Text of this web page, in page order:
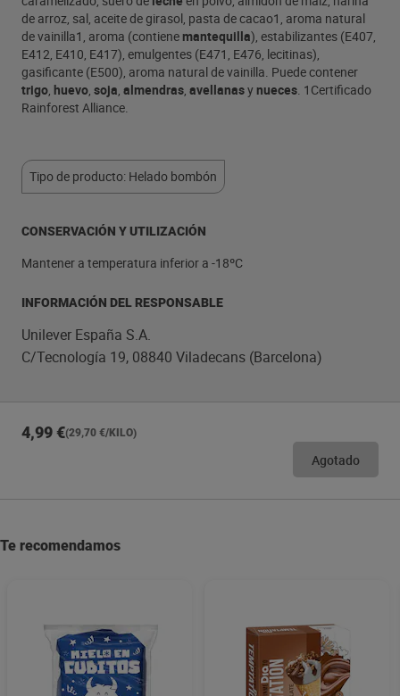
de arroz, sal, aceite de girasol, pasta de cacao1, aroma natural
de vainilla1, aroma (contiene mantequilla), estabilizantes (E407,
E412, E410, E417), emulgentes (E471, E476, lecitinas),
gasificante (E500), aroma natural de vainilla. Puede contener
trigo, huevo, soja, almendras, avellanasynueces. 1Certificado
Rainforest Alliance.
Tipo de producto: Helado bombón
CONSERVACIÓN Y UTILIZACIÓN
Mantener a temperatura inferior a -18ºC
INFORMACIÓN DEL RESPONSABLE
Unilever España S.A.
C/Tecnología 19, 08840 Viladecans (Barcelona)
4,99 €(29,70 €/KILO)
Agotado
Te recomendamos